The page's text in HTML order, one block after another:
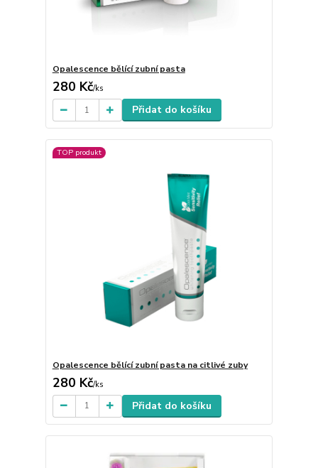
Opalescence bělící zubní pasta
280 Kč/ks
Přidat do košíku
TOP produkt
Opalescence bělící zubní pasta na citlivé zuby
280 Kč/ks
Přidat do košíku